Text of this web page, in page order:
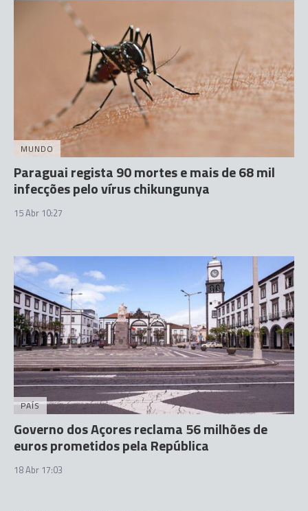
MUNDO
Paraguai regista 90 mortes e mais de 68 mil
infecções pelo vírus chikungunya
15 Abr 10:27
PAÍS
Governo dos Açores reclama 56 milhões de
euros prometidos pela República
18 Abr 17:03